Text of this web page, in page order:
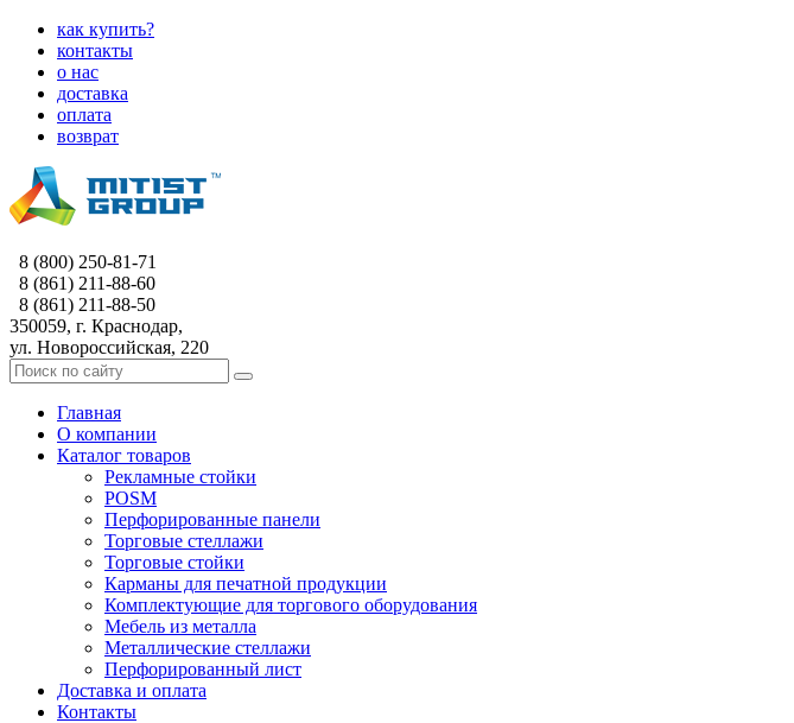
как купить?
контакты
о нас
доставка
оплата
возврат
8 (800) 250-81-71
8 (861) 211-88-60
8 (861) 211-88-50
350059, г. Краснодар,
ул. Новороссийская, 220
Главная
О компании
Каталог товаров
Рекламные стойки
POSM
Перфорированные панели
Торговые стеллажи
Торговые стойки
Карманы для печатной продукции
Комплектующие для торгового оборудования
Мебель из металла
Металлические стеллажи
Перфорированный лист
Доставка и оплата
Контакты